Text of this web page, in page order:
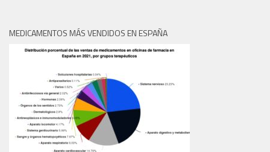
MEDICAMENTOS MÁS VENDIDOS EN ESPAÑA